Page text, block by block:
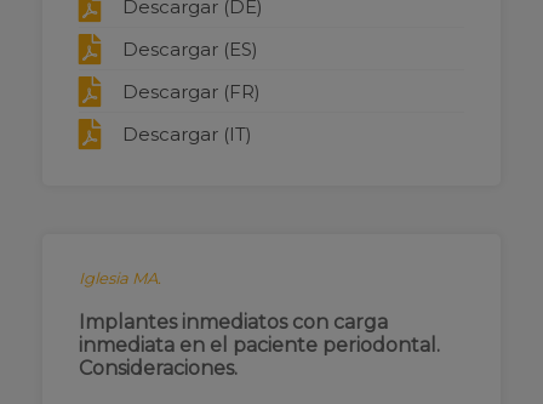
Descargar (DE)
Descargar (ES)
Descargar (FR)
Descargar (IT)
Iglesia MA.
Implantes inmediatos con carga
inmediata en el paciente periodontal.
Consideraciones.